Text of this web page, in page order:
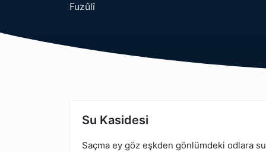
Fuzûlî
Su Kasidesi
Saçma ey göz eşkden gönlümdeki odlara su